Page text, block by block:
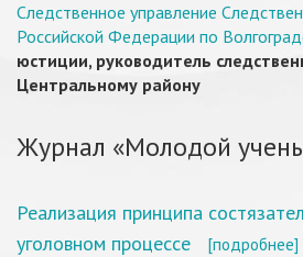
Следственное управление
Российской Федерации по
юстиции, руководитель
Центральному району
Журнал «Молодой
Реализация принципа
уголовном процессе
[подробнее]